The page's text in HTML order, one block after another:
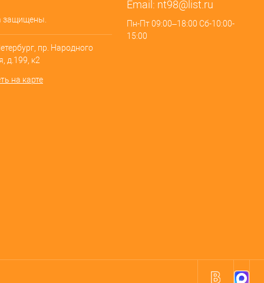
защищены.
пр. Народного
д.199, к2
на карте
Email: nt98@list.ru
Пн-Пт 09:00–18:00 Сб-10:00-
15:00